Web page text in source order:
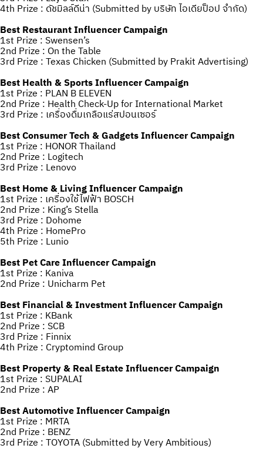
4th Prize : ดัชมิลล์ดีน่า (Submitted by บริษัท ไอเดียป็อป จำกัด)
Best Restaurant Influencer Campaign
1st Prize : Swensen’s
2nd Prize : On the Table
3rd Prize : Texas Chicken (Submitted by Prakit Advertising)
Best Health & Sports Influencer Campaign
1st Prize : PLAN B ELEVEN
2nd Prize : Health Check-Up for International Market
3rd Prize : เครื่องดื่มเกลือแร่สปอนเซอร์
Best Consumer Tech & Gadgets Influencer Campaign
1st Prize : HONOR Thailand
2nd Prize : Logitech
3rd Prize : Lenovo
Best Home & Living Influencer Campaign
1st Prize : เครื่องใช้ไฟฟ้า BOSCH
2nd Prize : King’s Stella
3rd Prize : Dohome
4th Prize : HomePro
5th Prize : Lunio
Best Pet Care Influencer Campaign
1st Prize : Kaniva
2nd Prize : Unicharm Pet
Best Financial & Investment Influencer Campaign
1st Prize : KBank
2nd Prize : SCB
3rd Prize : Finnix
4th Prize : Cryptomind Group
Best Property & Real Estate Influencer Campaign
1st Prize : SUPALAI
2nd Prize : AP
Best Automotive Influencer Campaign
1st Prize : MRTA
2nd Prize : BENZ
3rd Prize : TOYOTA (Submitted by Very Ambitious)